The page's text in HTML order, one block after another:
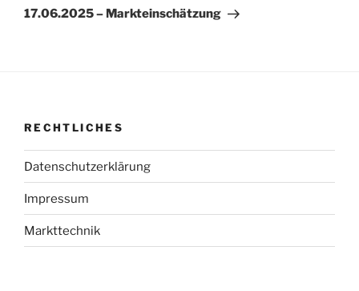
Beitrag
17.06.2025 – Markteinschätzung
RECHTLICHES
Datenschutzerklärung
Impressum
Markttechnik